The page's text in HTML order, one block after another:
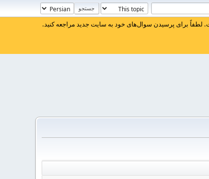
برای پرسیدن سوال‌های خود به سایت جدید مراجعه کنید.